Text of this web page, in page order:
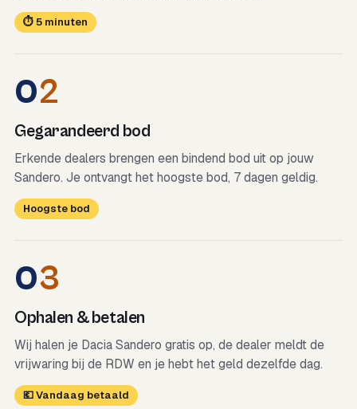
⏱ 5 minuten
02
Gegarandeerd bod
Erkende dealers brengen een bindend bod uit op jouw
Sandero. Je ontvangt het hoogste bod, 7 dagen geldig.
Hoogste bod
03
Ophalen & betalen
Wij halen je Dacia Sandero gratis op, de dealer meldt de
vrijwaring bij de RDW en je hebt het geld dezelfde dag.
💶 Vandaag betaald